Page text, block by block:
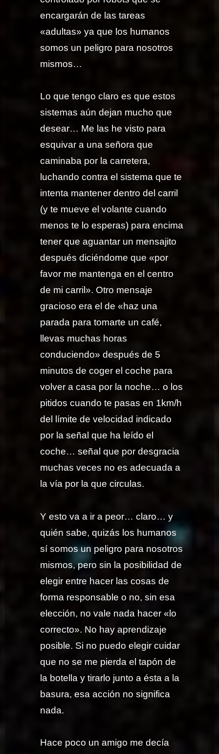
encargarán de las tareas
«adultas» ya que los humanos
somos un peligro para nosotros
mismos…
Lo que tengo claro es que estos
sistemas aún dejan mucho que
desear… Me las he visto para
esquivar a una señora que
caminaba por la carretera,
luchando contra el sistema que te
intenta mantener dentro del carril
(y te mueve el volante cuando
menos te lo esperas) para encima
tener que aguantar un mensajito
después diciéndome que «por
favor me mantenga en el centro
de mi carril». Otro mensaje
gracioso era el de «haz una
parada para tomarte un café,
llevas muchas horas
conduciendo» después de 5
minutos de coger el coche para
volver a casa por la noche… o los
pitidos cuando te pasas en 1km/h
del límite de velocidad indicado
por la señal que ha leído el
coche… señal que por desgracia
muchas veces no es adecuada a
la vía por la que circulas.
Y esto va a ir a peor… claro… y
quién sabe, quizás los humanos
sí somos un peligro para nosotros
mismos, pero sin la posibilidad de
elegir entre hacer las cosas de
forma responsable o no, sin esa
elección, no vale nada hacer «lo
correcto». No hay aprendizaje
posible. Si no puedo elegir cuidar
que no se me pierda el tapón de
la botella y tirarlo junto a ésta a la
basura, esa acción no significa
nada.
Hace poco un amigo me decía